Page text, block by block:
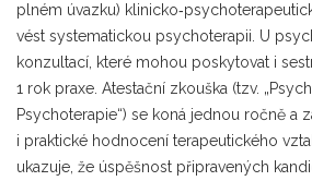
plném úvazku)
vést systematickou psychoterapii . U
konzultací , které mohou poskytovat i
1 rok praxe. Atestační zkouška (tzv.
Psychoterapie“) se koná jednou ročně a
i praktické hodnocení terapeutického
ukazuje, že úspěšnost připravených